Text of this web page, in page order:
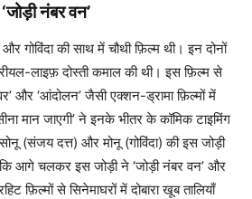
नंबर वन’
और गोविंदा की साथ में चौथी फ़िल्म थी। इन दोनों
लाइफ़ दोस्ती कमाल की थी। इस फ़िल्म से
और ‘आंदोलन’ जैसी एक्शन-ड्रामा फ़िल्मों में
मान जाएगी’ ने इनके भीतर के कॉमिक टाइमिंग
(संजय दत्त) और मोनू (गोविंदा) की इस जोड़ी
कि आगे चलकर इस जोड़ी ने ‘जोड़ी नंबर वन’ और
फ़िल्मों से सिनेमाघरों में दोबारा खूब तालियाँ